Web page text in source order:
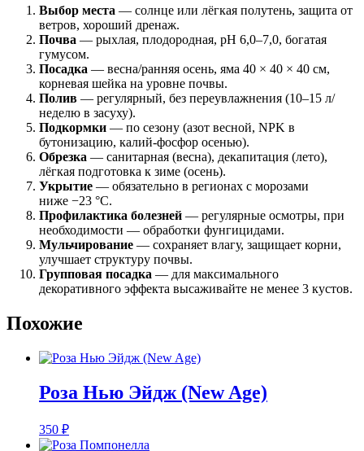
Выбор места — солнце или лёгкая полутень, защита от
ветров, хороший дренаж.
Почва — рыхлая, плодородная, pH 6,0–7,0, богатая
гумусом.
Посадка — весна/ранняя осень, яма 40 × 40 × 40 см,
корневая шейка на уровне почвы.
Полив — регулярный, без переувлажнения (10–15 л/
неделю в засуху).
Подкормки — по сезону (азот весной, NPK в
бутонизацию, калий‑фосфор осенью).
Обрезка — санитарная (весна), декапитация (лето),
лёгкая подготовка к зиме (осень).
Укрытие — обязательно в регионах с морозами
ниже −23 °C.
Профилактика болезней — регулярные осмотры, при
необходимости — обработки фунгицидами.
Мульчирование — сохраняет влагу, защищает корни,
улучшает структуру почвы.
Групповая посадка — для максимального
декоративного эффекта высаживайте не менее 3 кустов.
Похожие
Роза Нью Эйдж (New Age)
350 ₽